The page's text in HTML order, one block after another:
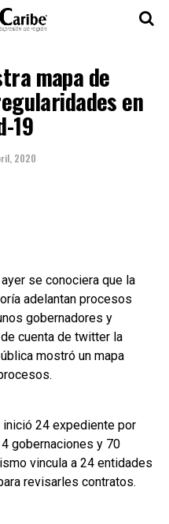
mapa de
en
19
2020
se conociera que la
adelantan procesos
gobernadores y
cuenta de twitter la
mostró un mapa
inició 24 expediente por
gobernaciones y 70
vincula a 24 entidades
revisarles contratos.